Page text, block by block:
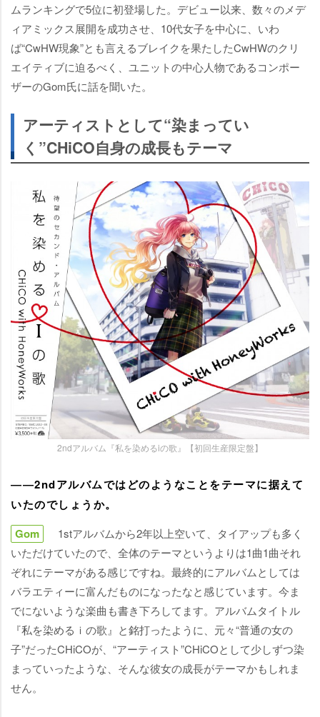
ムランキングで5位に初登場した。デビュー以来、数々のメデ
ィアミックス展開を成功させ、10代女子を中心に、いわ
ば“CwHW現象”とも言えるブレイクを果たしたCwHWのクリ
エイティブに迫るべく、ユニットの中心人物であるコンポー
ザーのGom氏に話を聞いた。
アーティストとして“染まってい
く”CHiCO自身の成長もテーマ
2ndアルバム『私を染めるiの歌』【初回生産限定盤】
――2ndアルバムではどのようなことをテーマに据えて
いたのでしょうか。
Gom
1stアルバムから2年以上空いて、タイアップも多く
いただけていたので、全体のテーマというよりは1曲1曲それ
ぞれにテーマがある感じですね。最終的にアルバムとしては
バラエティーに富んだものになったなと感じています。今ま
でにないような楽曲も書き下ろしてます。アルバムタイトル
『私を染めるｉの歌』と銘打ったように、元々“普通の女の
子”だったCHiCOが、“アーティスト”CHiCOとして少しずつ染
まっていったような、そんな彼女の成長がテーマかもしれま
せん。